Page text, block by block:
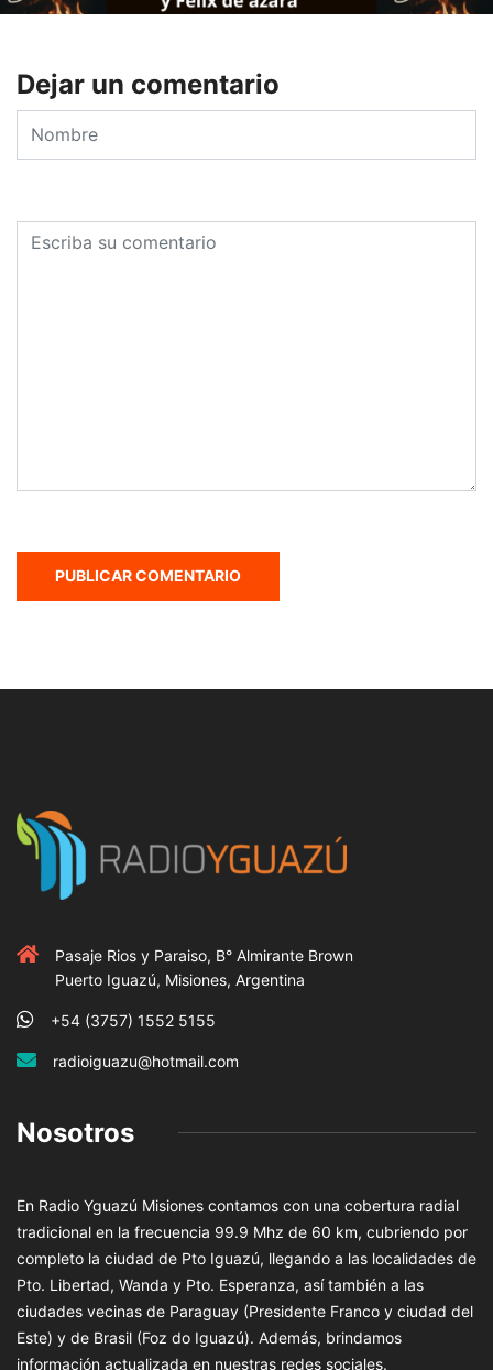
Dejar un comentario
Pasaje Rios y Paraiso, B° Almirante Brown
Puerto Iguazú, Misiones, Argentina
+54 (3757) 1552 5155
radioiguazu@hotmail.com
Nosotros
En Radio Yguazú Misiones contamos con una cobertura radial
tradicional en la frecuencia 99.9 Mhz de 60 km, cubriendo por
completo la ciudad de Pto Iguazú, llegando a las localidades de
Pto. Libertad, Wanda y Pto. Esperanza, así también a las
ciudades vecinas de Paraguay (Presidente Franco y ciudad del
Este) y de Brasil (Foz do Iguazú). Además, brindamos
información actualizada en nuestras redes sociales.